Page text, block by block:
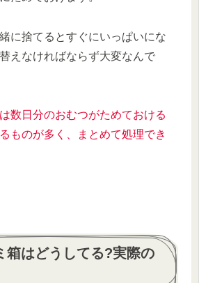
に捨てるとすぐにいっぱいにな
えなければならず大変なんで
数日分のおむつがためておける
ものが多く、まとめて処理でき
箱はどうしてる?実際の